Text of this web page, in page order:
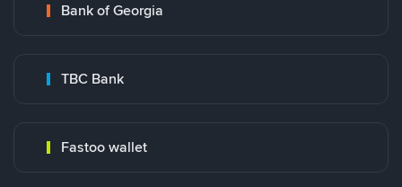
Bank of Georgia
TBC Bank
Fastoo wallet